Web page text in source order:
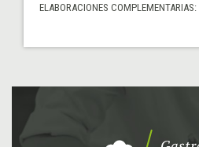
ELABORACIONES COMPLEMENTARIAS: